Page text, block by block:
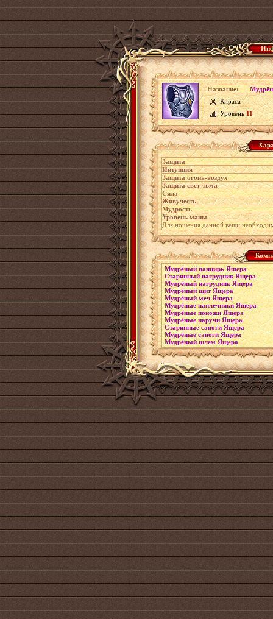
Название:
Кираса
Уровень11
Защита
Интуиция
Защита огонь-воздух
Защита свет-тьма
Сила
Живучесть
Мудрость
Уровень маны
Для ношения данной вещи
Мудрёный панцирь Ящера
Старинный нагрудник Ящера
Мудрёный нагрудник Ящера
Мудрёный щит Ящера
Мудрёный меч Ящера
Мудрёные наплечники Ящера
Мудрёные поножи Ящера
Мудрёные наручи Ящера
Старинные сапоги Ящера
Мудрёные сапоги Ящера
Мудрёный шлем Ящера